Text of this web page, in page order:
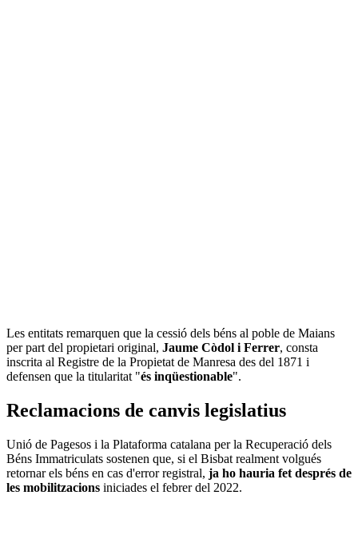
Les entitats remarquen que la cessió dels béns al poble de Maians
per part del propietari original, Jaume Còdol i Ferrer, consta
inscrita al Registre de la Propietat de Manresa des del 1871 i
defensen que la titularitat "és inqüestionable".
Reclamacions de canvis legislatius
Unió de Pagesos i la Plataforma catalana per la Recuperació dels
Béns Immatriculats sostenen que, si el Bisbat realment volgués
retornar els béns en cas d'error registral, ja ho hauria fet després de
les mobilitzacions iniciades el febrer del 2022.